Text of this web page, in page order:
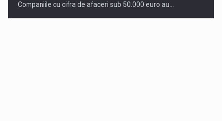
Companiile cu cifra de afaceri sub 50.000 euro au…